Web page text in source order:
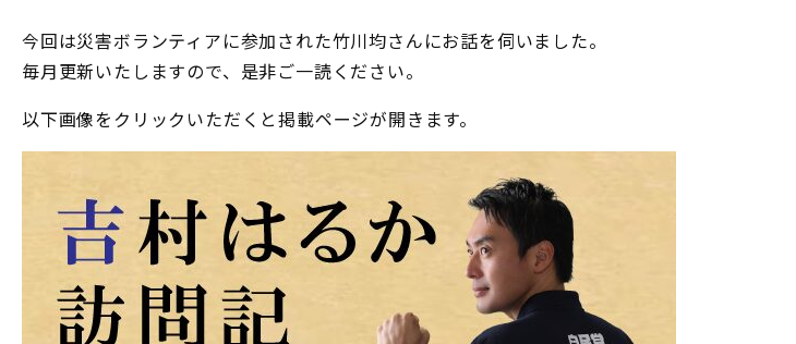
今回は災害ボランティアに参加された竹川均さんにお話を伺いました。
毎月更新いたしますので、是非ご一読ください。
以下画像をクリックいただくと掲載ページが開きます。